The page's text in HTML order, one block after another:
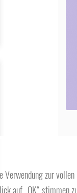
Verwendung zur vollen
auf „OK“ stimmen